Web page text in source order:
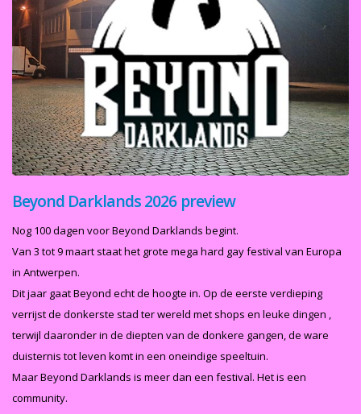
Beyond Darklands 2026 preview
Nog 100 dagen voor Beyond Darklands begint.
Van 3 tot 9 maart staat het grote mega hard gay festival van Europa
in Antwerpen.
Dit jaar gaat Beyond echt de hoogte in. Op de eerste verdieping
verrijst de donkerste stad ter wereld met shops en leuke dingen ,
terwijl daaronder in de diepten van de donkere gangen, de ware
duisternis tot leven komt in een oneindige speeltuin.
Maar Beyond Darklands is meer dan een festival. Het is een
community.